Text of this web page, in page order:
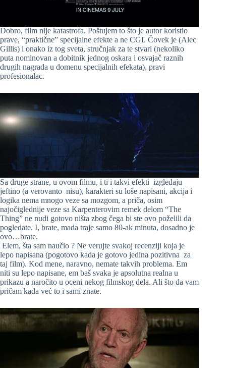
Dobro, film nije katastrofa. Poštujem to što je autor koristio
prave, “praktične” specijalne efekte a ne CGI. Čovek je (Alec
Gillis) i onako iz tog sveta, stručnjak za te stvari (nekoliko
puta nominovan a dobitnik jednog oskara i osvajač raznih
drugih nagrada u domenu specijalnih efekata), pravi
profesionalac.
Sa druge strane, u ovom filmu, i ti i takvi efekti izgledaju
jeftino (a verovanto nisu), karakteri su loše napisani, akcija i
logika nema mnogo veze sa mozgom, a priča, osim
najočiglednije veze sa Karpenterovim remek delom “The
Thing” ne nudi gotovo ništa zbog čega bi ste ovo poželili da
pogledate. I, brate, mada traje samo 80-ak minuta, dosadno je
ovo…brate.
Elem, šta sam naučio ? Ne verujte svakoj recenziji koja je
lepo napisana (pogotovo kada je gotovo jedina pozitivna za
taj film). Kod mene, naravno, nemate takvih problema. Em
niti su lepo napisane, em baš svaka je apsolutna realna u
prikazu a naročito u oceni nekog filmskog dela. Ali što da vam
pričam kada već to i sami znate.